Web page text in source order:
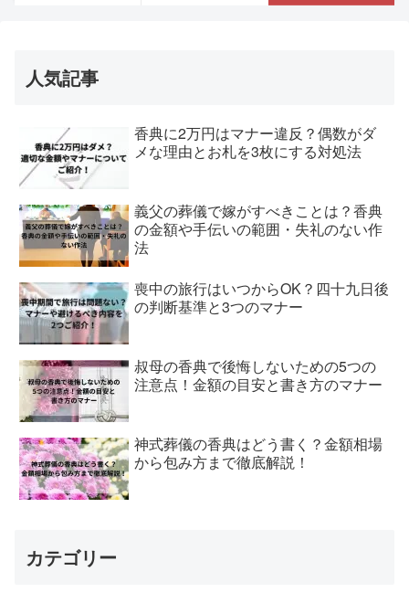
人気記事
香典に2万円はマナー違反？偶数がダ
メな理由とお札を3枚にする対処法
義父の葬儀で嫁がすべきことは？香典
の金額や手伝いの範囲・失礼のない作
法
喪中の旅行はいつからOK？四十九日後
の判断基準と3つのマナー
叔母の香典で後悔しないための5つの
注意点！金額の目安と書き方のマナー
神式葬儀の香典はどう書く？金額相場
から包み方まで徹底解説！
カテゴリー